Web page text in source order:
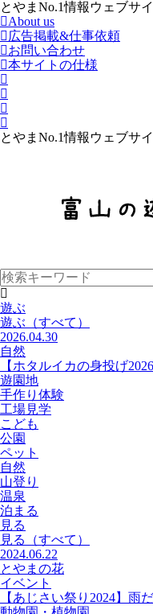
とやまNo.1情報ウェブサ
About us
広告掲載&仕事依頼
お問い合わせ
本サイトの仕様
とやまNo.1情報ウェブサ
遊ぶ
遊ぶ （すべて）
2026.04.30
自然
【ホタルイカの身投げ
遊園地
手作り体験
工場見学
こども
公園
ペット
自然
山登り
温泉
泊まる
見る
見る
（すべて）
2024.06.22
とやまの花
イベント
【あじさい祭り2024】雨